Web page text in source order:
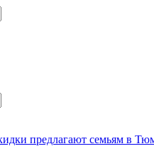
предлагают семьям в